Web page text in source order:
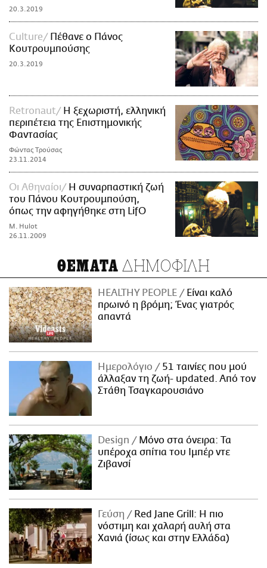
20.3.2019
Culture
Πέθανε ο Πάνος
Κουτρουμπούσης
20.3.2019
Retronaut
Η ξεχωριστή, ελληνική
περιπέτεια της Επιστημονικής
Φαντασίας
Φώντας Τρούσας
23.11.2014
Οι Αθηναίοι
Η συναρπαστική ζωή
του Πάνου Κουτρουμπούση,
όπως την αφηγήθηκε στη LifO
M. Hulot
26.11.2009
ΘΕΜΑΤΑ ΔΗΜΟΦΙΛΗ
HEALTHY PEOPLE
Είναι καλό
πρωινό η βρόμη; Ένας γιατρός
απαντά
Ημερολόγιο
51 ταινίες που μού
άλλαξαν τη ζωή- updated. Aπό τον
Στάθη Τσαγκαρουσιάνο
Design
Μόνο στα όνειρα: Τα
υπέροχα σπίτια του Ιμπέρ ντε
Ζιβανσί
Γεύση
Red Jane Grill: Η πιο
νόστιμη και χαλαρή αυλή στα
Χανιά (ίσως και στην Ελλάδα)